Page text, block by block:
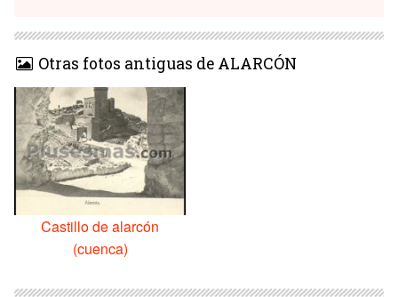
Otras fotos antiguas de ALARCÓN
Castillo de alarcón
(cuenca)